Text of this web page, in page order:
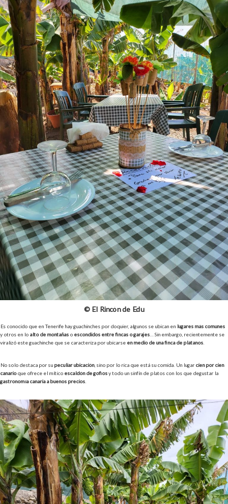
© El Rincón de Edu
Es conocido que en Tenerife hay guachinches por doquier, algunos se ubican en lugares más comunes
y otros en lo alto de montañas o escondidos entre fincas o garajes … Sin embargo, recientemente se
viralizó este guachinche que se caracteriza por ubicarse en medio de una finca de plátanos
No solo destaca por su peculiar ubicación, sino por lo rica que está su comida. Un lugar cien por cien
canarioque ofrece el mítico escaldón de gofiosy todo un sinfín de platos con los que degustar la
gastronomía canaria a buenos precios